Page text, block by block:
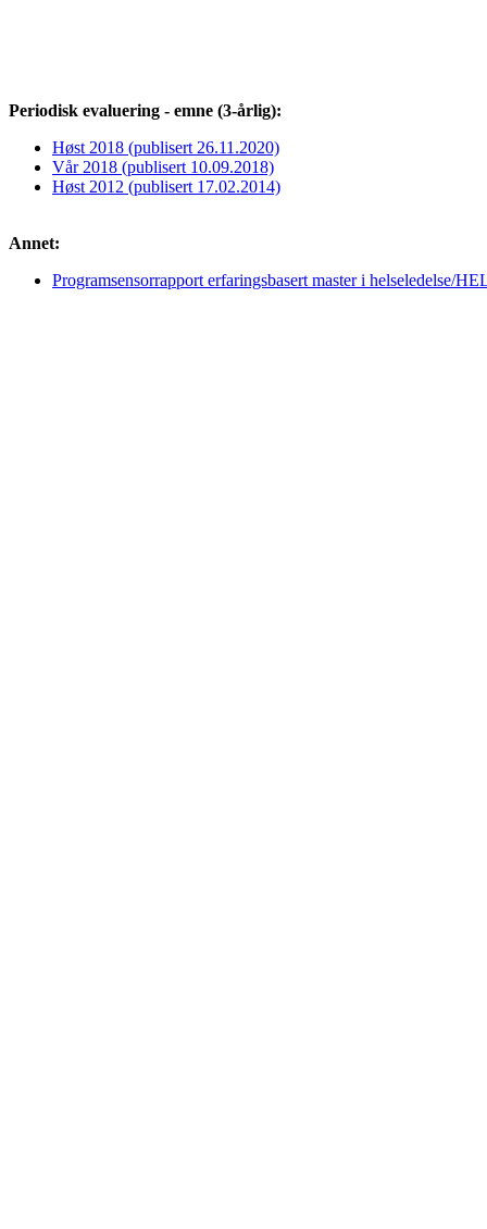
Periodisk evaluering - emne (3-årlig):
Høst 2018 (publisert 26.11.2020)
Vår 2018 (publisert 10.09.2018)
Høst 2012 (publisert 17.02.2014)
Annet:
Programsensorrapport erfaringsbasert master i helseledelse/